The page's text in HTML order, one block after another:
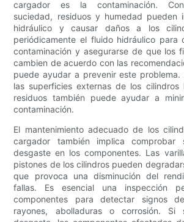
cargador es la contaminación.
suciedad, residuos y humedad pueden
hidráulico y causar daños a los
periódicamente el fluido hidráulico para
contaminación y asegurarse de que los
cambien de acuerdo con las
puede ayudar a prevenir este problema.
las superficies externas de los
residuos también puede ayudar a
contaminación.
El mantenimiento adecuado de los
cargador también implica
desgaste en los componentes. Las
pistones de los cilindros pueden
que provoca una disminución del
fallas. Es esencial una inspección
componentes para detectar signos
rayones, abolladuras o corrosión. Si